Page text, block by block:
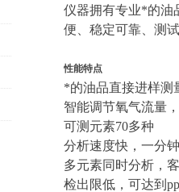
仪器拥有专业*的油
便、稳定可靠、测
性能特点
*的油品直接进样测
智能调节氧气流量
可测元素70多种
分析速度快，一分
多元素同时分析，
检出限低，可达到